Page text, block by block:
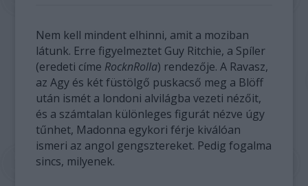
Nem kell mindent elhinni, amit a moziban
látunk. Erre figyelmeztet Guy Ritchie, a Spíler
(eredeti címe RocknRolla) rendezője. A Ravasz,
az Agy és két füstölgő puskacső meg a Blöff
után ismét a londoni alvilágba vezeti nézőit,
és a számtalan különleges figurát nézve úgy
tűnhet, Madonna egykori férje kiválóan
ismeri az angol gengsztereket. Pedig fogalma
sincs, milyenek.